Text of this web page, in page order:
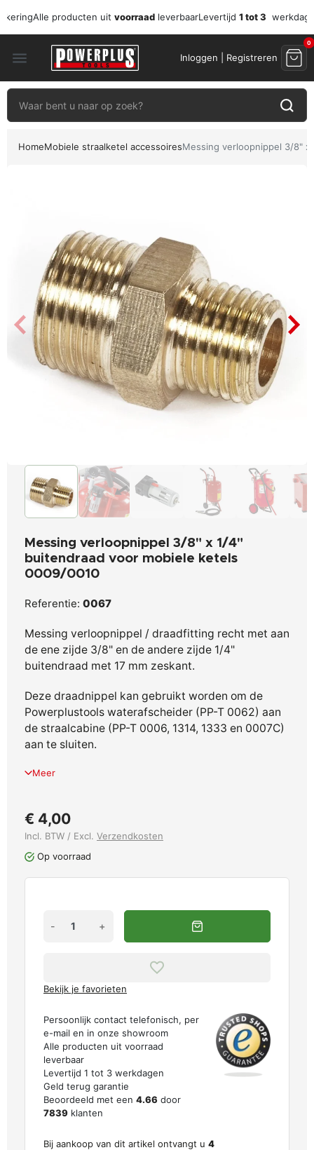
Alle producten uit voorraad leverbaarLevertijd 1 tot 3
menu Inloggen | Registreren
0
HomeMobiele straalketel accessoiresMessing verloopnippel 3/8"
Messing verloopnippel 3/8" x 1/4"
buitendraad voor mobiele ketels
0009/0010
Referentie: 0067
Messing verloopnippel / draadfitting recht met aan
de ene zijde 3/8" en de andere zijde 1/4"
buitendraad met 17 mm zeskant.
Deze draadnippel kan gebruikt worden om de
Powerplustools waterafscheider (PP-T 0062) aan
de straalcabine (PP-T 0006, 1314, 1333 en 0007C)
aan te sluiten.
Meer
€ 4,00
Incl. BTW / Excl. Verzendkosten
Op voorraad
- +
Bekijk je favorieten
Persoonlijk contact telefonisch, per
e-mail en in onze showroom
Alle producten uit voorraad
leverbaar
Levertijd 1 tot 3 werkdagen
Geld terug garantie
Beoordeeld met een 4.66 door
7839 klanten
Bij aankoop van dit artikel ontvangt u 4